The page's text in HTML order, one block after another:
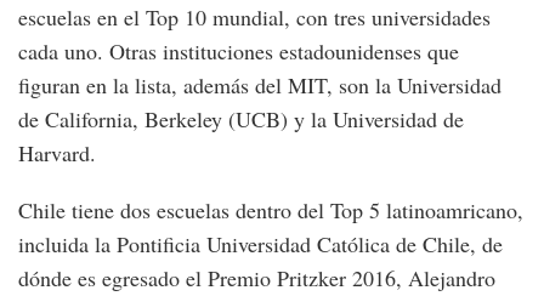
escuelas en el Top 10 mundial, con tres universidades
cada uno. Otras instituciones estadounidenses que
figuran en la lista, además del MIT, son la Universidad
de California, Berkeley (UCB) y la Universidad de
Harvard.
Chile tiene dos escuelas dentro del Top 5 latinoamricano,
incluida la Pontificia Universidad Católica de Chile, de
dónde es egresado el Premio Pritzker 2016, Alejandro